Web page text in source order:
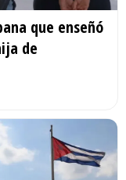
que enseñó
de